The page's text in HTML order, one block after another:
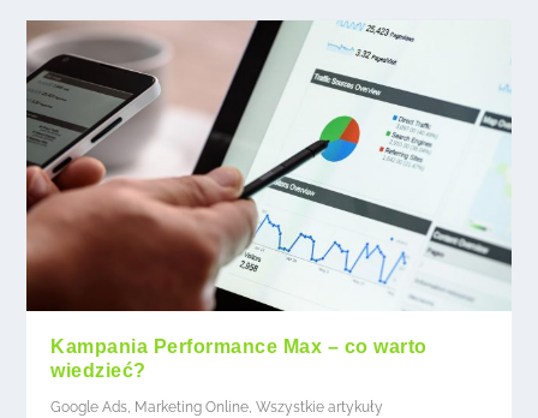
Kampania Performance Max – co warto
wiedzieć?
Google Ads, Marketing Online,Wszystkie artykuły